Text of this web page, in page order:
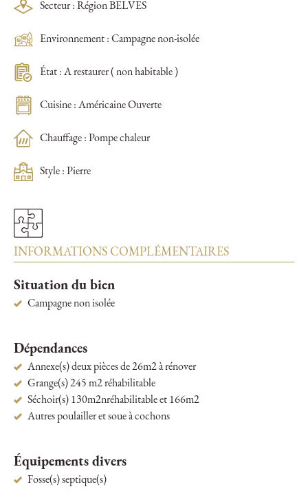
Secteur : Région BELVES
Environnement : Campagne non-isolée
État : A restaurer ( non habitable )
Cuisine : Américaine Ouverte
Chauffage : Pompe chaleur
Style : Pierre
INFORMATIONS COMPLÉMENTAIRES
Situation du bien
Campagne non isolée
Dépendances
Annexe(s) deux pièces de 26m2 à rénover
Grange(s) 245 m2 réhabilitable
Séchoir(s) 130m2nréhabilitable et 166m2
Autres poulailler et soue à cochons
Équipements divers
Fosse(s) septique(s)